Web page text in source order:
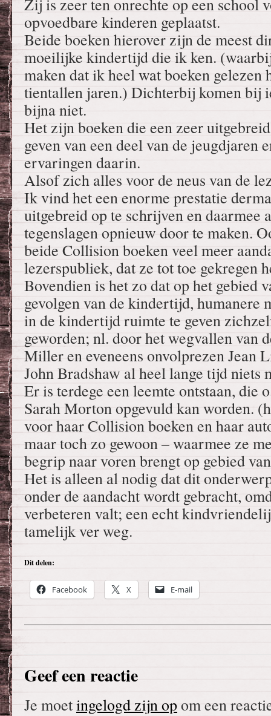
Zij is zeer ten onrechte op een school
opvoedbare kinderen geplaatst.
Beide boeken hierover zijn de meest
moeilijke kindertijd die ik ken.
maken dat ik heel wat boeken gelezen
tientallen jaren.) Dichterbij komen bij
bijna niet.
Het zijn boeken die een zeer
geven van een deel van de jeugdjaren
ervaringen daarin.
Alsof zich alles voor de neus van de
Ik vind het een enorme prestatie
uitgebreid op te schrijven en daarmee
tegenslagen opnieuw door te maken.
beide Collision boeken veel meer
lezerspubliek, dat ze tot toe gekregen
Bovendien is het zo dat op het gebied
gevolgen van de kindertijd, humanere
in de kindertijd ruimte te geven
geworden; nl. door het wegvallen van
Miller en eveneens onvolprezen Jean
John Bradshaw al heel lange tijd niets
Er is terdege een leemte ontstaan, die
Sarah Morton opgevuld kan worden.
voor haar Collision boeken en haar
maar toch zo gewoon – waarmee ze
begrip naar voren brengt op gebied
Het is alleen al nodig dat dit
onder de aandacht wordt gebracht,
verbeteren valt; een echt
tamelijk ver weg.
Dit delen:
Facebook X E-mail
Geef een reactie
Je moetingelogd zijn opom een